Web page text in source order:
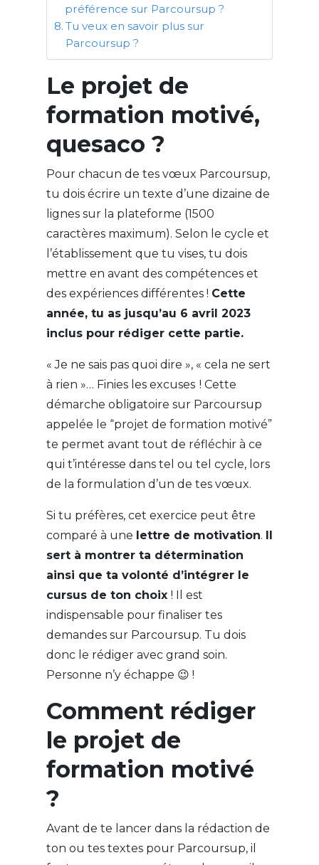
préférence sur Parcoursup ?
Tu veux en savoir plus sur
Parcoursup ?
Le projet de
formation motivé,
quesaco ?
Pour chacun de tes vœux Parcoursup,
tu dois écrire un texte d’une dizaine de
lignes sur la plateforme (1500
caractères maximum). Selon le cycle et
l’établissement que tu vises, tu dois
mettre en avant des compétences et
des expériences différentes ! Cette
année, tu as jusqu’au 6 avril 2023
inclus pour rédiger cette partie.
« Je ne sais pas quoi dire », « cela ne sert
à rien »… Finies les excuses ! Cette
démarche obligatoire sur Parcoursup
appelée le “projet de formation motivé”
te permet avant tout de réfléchir à ce
qui t’intéresse dans tel ou tel cycle, lors
de la formulation d’un de tes vœux.
Si tu préfères, cet exercice peut être
comparé à une lettre de motivation. Il
sert à montrer ta détermination
ainsi que ta volonté d’intégrer le
cursus de ton choix ! Il est
indispensable pour finaliser tes
demandes sur Parcoursup. Tu dois
donc le rédiger avec grand soin.
Personne n’y échappe 😉 !
Comment rédiger
le projet de
formation motivé
?
Avant de te lancer dans la rédaction de
ton ou tes textes pour Parcoursup, il